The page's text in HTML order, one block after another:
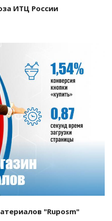
ИТЦ России
проект
"Ruposm"